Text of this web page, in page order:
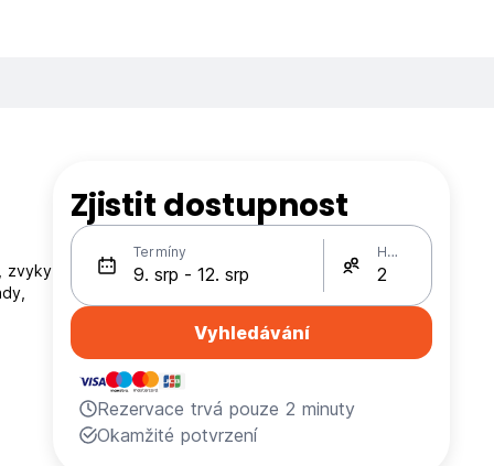
zvyky
Zjistit dostupnost
Termíny Hosté
Vyhledávání
Rezervace trvá pouze 2 minuty
Okamžité potvrzení